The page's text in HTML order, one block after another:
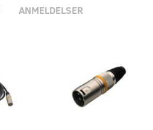
ANMELDELSER